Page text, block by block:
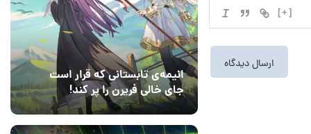
[+]
انیمه‌ی تابستانی که قرار است
جای خالی فریرن را پر کند!
08 مرداد 1405